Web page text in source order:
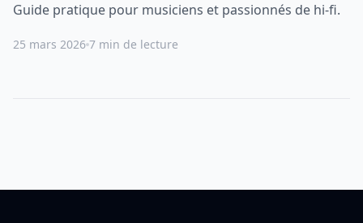
Guide pratique pour musiciens et passionnés de hi-fi.
25 mars 2026 7 min de lecture